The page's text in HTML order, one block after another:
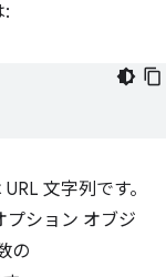
:
文字列です。
プション オブジ
の